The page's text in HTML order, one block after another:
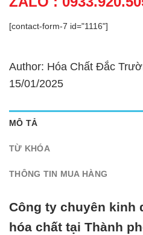
[contact-form-7 id="1116"]
Author: Hóa Chất Đắc
15/01/2025
MÔ TẢ
TỪ KHÓA
THÔNG TIN MUA HÀNG
Công ty chuyên kinh
hóa chất tại Thành